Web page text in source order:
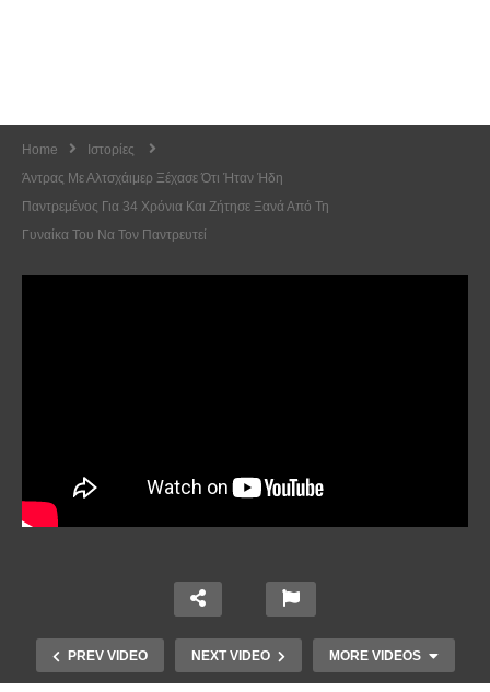
Home
Ιστορίες
Άντρας Με Αλτσχάιμερ Ξέχασε Ότι Ήταν Ήδη
Παντρεμένος Για 34 Χρόνια Και Ζήτησε Ξανά Από Τη
Γυναίκα Του Να Τον Παντρευτεί
PREV VIDEO NEXT VIDEO MORE VIDEOS